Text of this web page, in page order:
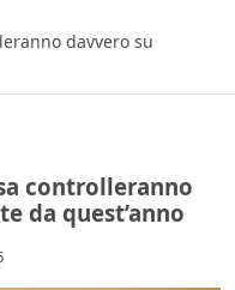
davvero su
controlleranno
da quest’anno